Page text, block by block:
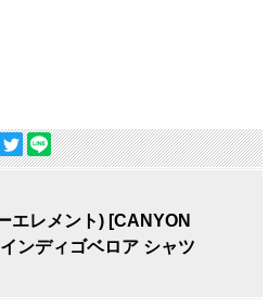
エレメント) [CANYON
ンディゴベロア シャツ